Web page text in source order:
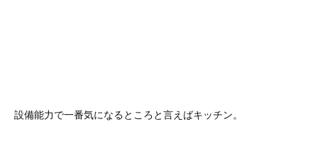
設備能力で一番気になるところと言えばキッチン。